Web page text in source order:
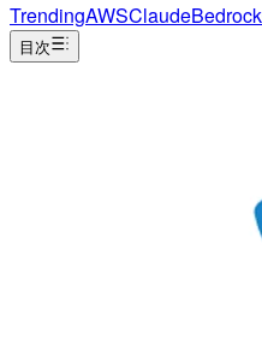
TrendingAWSClaudeBedrock
目次